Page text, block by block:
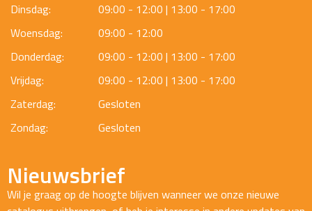
Dinsdag:
09:00 - 12:00 | 13:00 - 17:00
Woensdag:
09:00 - 12:00
Donderdag:
09:00 - 12:00 | 13:00 - 17:00
Vrijdag:
09:00 - 12:00 | 13:00 - 17:00
Zaterdag:
Gesloten
Zondag:
Gesloten
Nieuwsbrief
Wil je graag op de hoogte blijven wanneer we onze nieuwe